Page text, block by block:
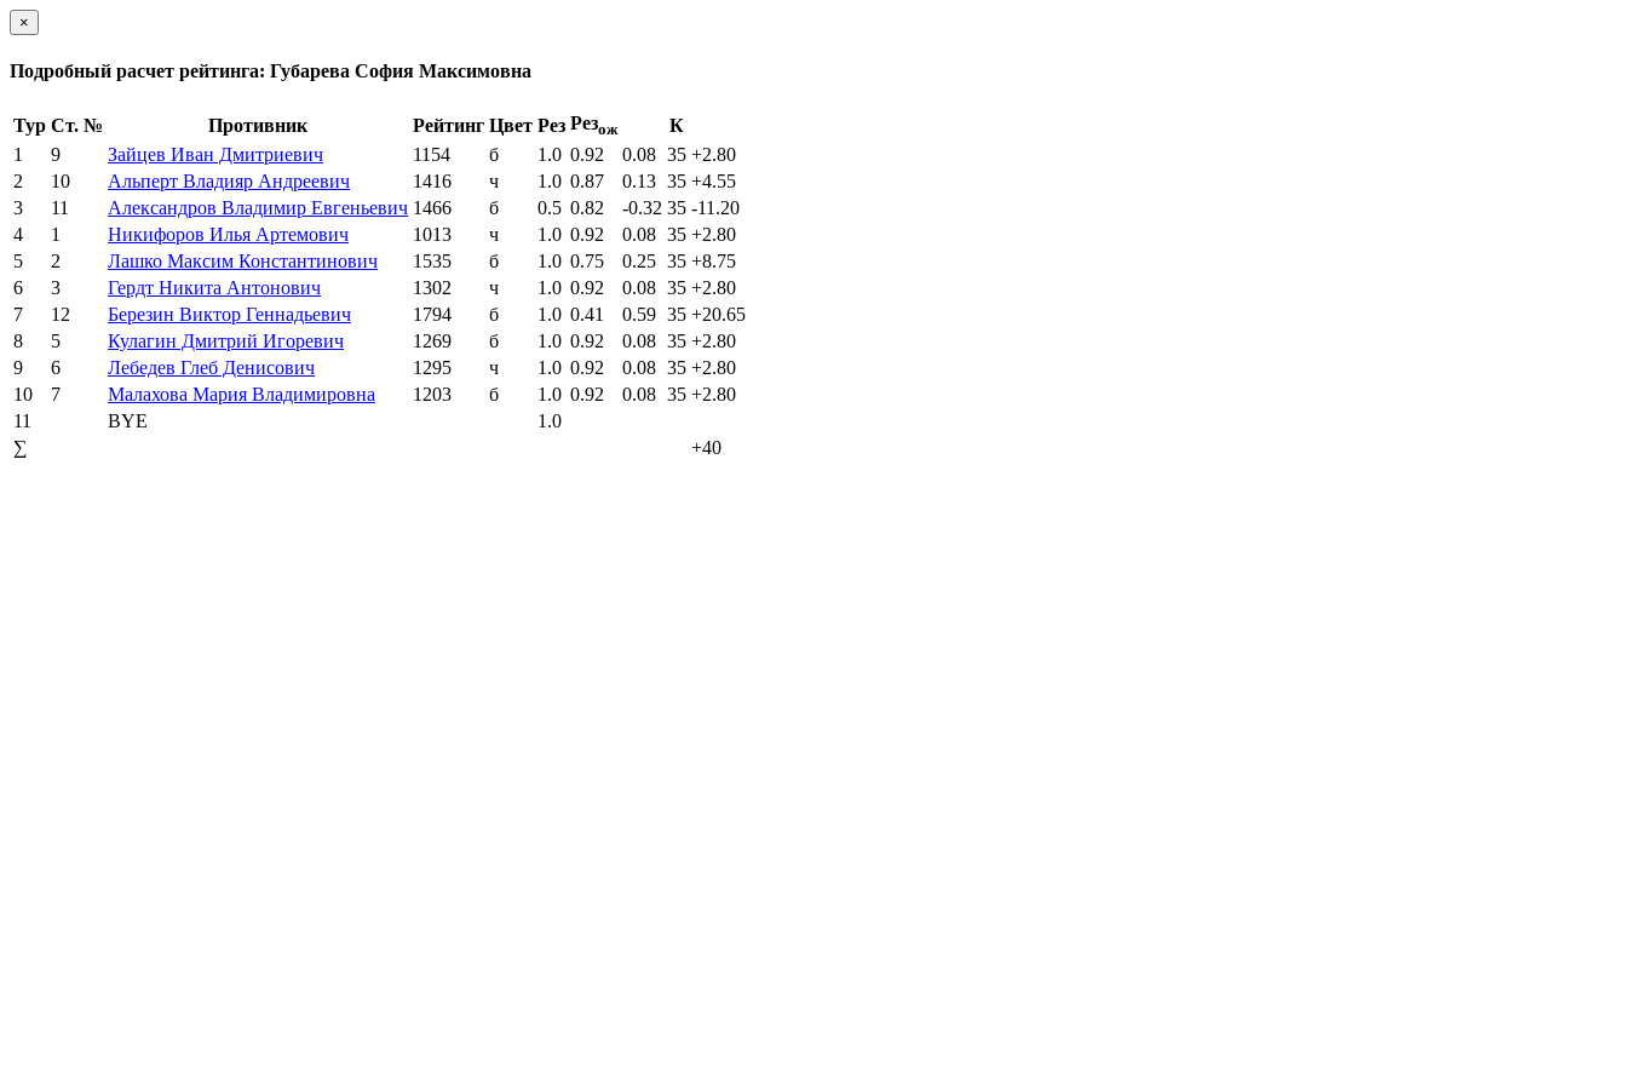
×
Подробный расчет рейтинга: Губарева София Максимовна
Тур Ст. № Противник Рейтинг Цвет Рез Резож
К
1
9 Зайцев Иван Дмитриевич 1154 б 1.0 0.92 0.08 35 +2.80
2
10 Альперт Владияр Андреевич 1416 ч 1.0 0.87 0.13 35 +4.55
3
11 Александров Владимир Евгеньевич 1466 б 0.5 0.82 -0.32 35 -11.20
4
1 Никифоров Илья Артемович 1013 ч 1.0 0.92 0.08 35 +2.80
5
2 Лашко Максим Константинович 1535 б 1.0 0.75 0.25 35 +8.75
6
3 Гердт Никита Антонович 1302 ч 1.0 0.92 0.08 35 +2.80
7
12 Березин Виктор Геннадьевич 1794 б 1.0 0.41 0.59 35 +20.65
8
5 Кулагин Дмитрий Игоревич 1269 б 1.0 0.92 0.08 35 +2.80
9
6 Лебедев Глеб Денисович 1295 ч 1.0 0.92 0.08 35 +2.80
10
7 Малахова Мария Владимировна 1203 б 1.0 0.92 0.08 35 +2.80
11
BYE
1.0
∑
+40